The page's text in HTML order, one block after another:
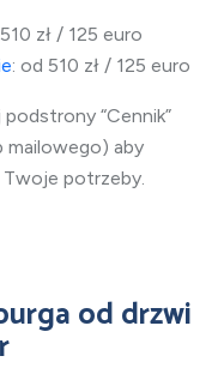
zł / 125 euro
: od 510 zł / 125 euro
“Cennik”
aby
potrzeby.
od drzwi